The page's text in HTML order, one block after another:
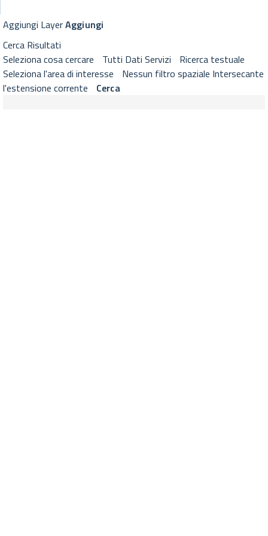
GeoViewer RNDT
Visualizzatore cartografico RNDT con strumenti di selezione
Aggiungi LayerAggiungi
Cerca Risultati
Seleziona cosa cercare
Tutti Dati Servizi
Ricerca testuale
Seleziona l'area di interesse
Nessun filtro spaziale Intersecante
l'estensione corrente
Cerca